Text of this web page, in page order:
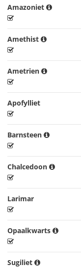
Amazoniet
Amethist
Ametrien
Apofylliet
Barnsteen
Chalcedoon
Larimar
Opaalkwarts
Sugiliet